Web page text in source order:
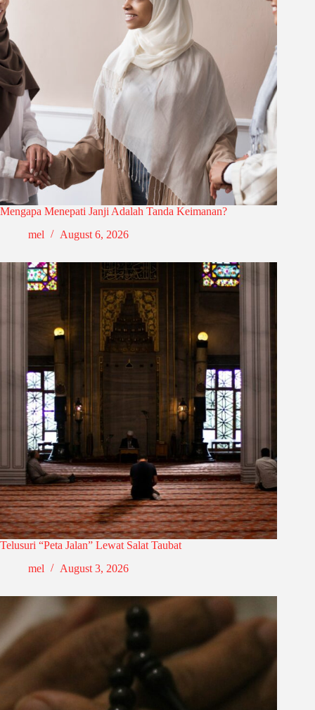
Mengapa Menepati Janji Adalah Tanda Keimanan?
mel
August 6, 2026
Telusuri “Peta Jalan” Lewat Salat Taubat
mel
August 3, 2026